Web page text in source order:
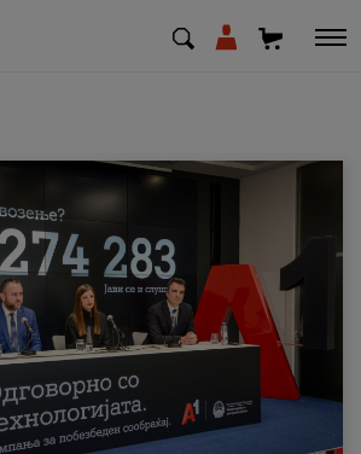
Деловни